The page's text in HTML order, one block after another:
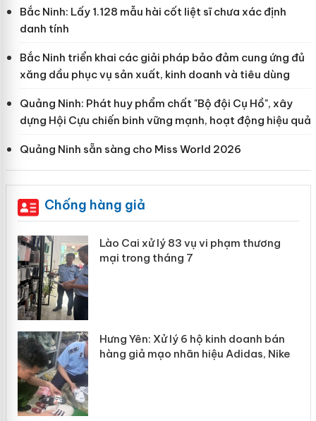
Bắc Ninh: Lấy 1.128 mẫu hài cốt liệt sĩ chưa xác định
danh tính
Bắc Ninh triển khai các giải pháp bảo đảm cung ứng đủ
xăng dầu phục vụ sản xuất, kinh doanh và tiêu dùng
Quảng Ninh: Phát huy phẩm chất "Bộ đội Cụ Hồ", xây
dựng Hội Cựu chiến binh vững mạnh, hoạt động hiệu quả
Quảng Ninh sẵn sàng cho Miss World 2026
Chống hàng giả
Lào Cai xử lý 83 vụ vi phạm thương
mại trong tháng 7
Hưng Yên: Xử lý 6 hộ kinh doanh bán
hàng giả mạo nhãn hiệu Adidas, Nike